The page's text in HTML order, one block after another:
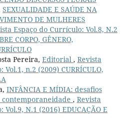
SEXUALIDADE E SAÚDE NA
DE MULHERES
Espaço do Currículo: Vol.8, N.2
CORPO, GÊNERO,
Pereira, Editorial , Revista
n.2 (2009) CURRÍCULO,
INFÂNCIA E MÍDIA: desafios
, Revista
N.1 (2016) EDUCAÇÃO E